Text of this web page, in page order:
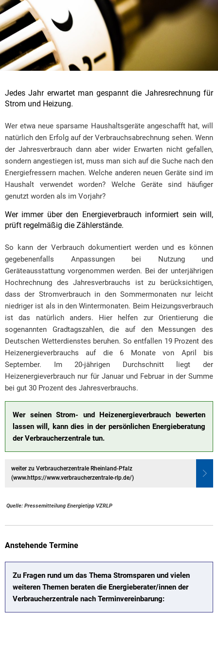
Jedes Jahr erwartet man gespannt die Jahresrechnung für
Strom und Heizung.
Wer etwa neue sparsame Haushaltsgeräte angeschafft hat, will
natürlich den Erfolg auf der Verbrauchsabrechnung sehen. Wenn
der Jahresverbrauch dann aber wider Erwarten nicht gefallen,
sondern angestiegen ist, muss man sich auf die Suche nach den
Energiefressern machen. Welche anderen neuen Geräte sind im
Haushalt verwendet worden? Welche Geräte sind häufiger
genutzt worden als im Vorjahr?
Wer immer über den Energieverbrauch informiert sein will,
prüft regelmäßig die Zählerstände.
So kann der Verbrauch dokumentiert werden und es können
gegebenenfalls Anpassungen bei Nutzung und
Geräteausstattung vorgenommen werden. Bei der unterjährigen
Hochrechnung des Jahresverbrauchs ist zu berücksichtigen,
dass der Stromverbrauch in den Sommermonaten nur leicht
niedriger ist als in den Wintermonaten. Beim Heizungsverbrauch
ist das natürlich anders. Hier helfen zur Orientierung die
sogenannten Gradtagszahlen, die auf den Messungen des
Deutschen Wetterdienstes beruhen. So entfallen 19 Prozent des
Heizenergieverbrauchs auf die 6 Monate von April bis
September. Im 20-jährigen Durchschnitt liegt der
Heizenergieverbrauch nur für Januar und Februar in der Summe
bei gut 30 Prozent des Jahresverbrauchs.
Wer seinen Strom- und Heizenergieverbrauch bewerten
lassen will, kann dies in der persönlichen Energieberatung
der Verbraucherzentrale tun.
weiter zu Verbraucherzentrale Rheinland-Pfalz
(www.https://www.verbraucherzentrale-rlp.de/)
Quelle: Pressemitteilung Energietipp VZRLP
Anstehende Termine
Zu Fragen rund um das Thema Stromsparen und vielen
weiteren Themen beraten die Energieberater/innen der
Verbraucherzentrale nach Terminvereinbarung: